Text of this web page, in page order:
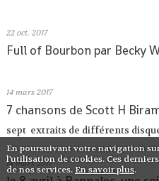
En poursuivant votre navigation
l'utilisation de cookies. Ces
de nos services. En savoir plus.
22 oct. 2017
Full of Bourbon par Becky
14 mars 2017
7 chansons de Scott H
sept extraits de différents
14 mars 2017